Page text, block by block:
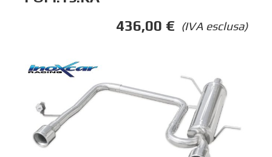
(IVA esclusa)
436,00 €